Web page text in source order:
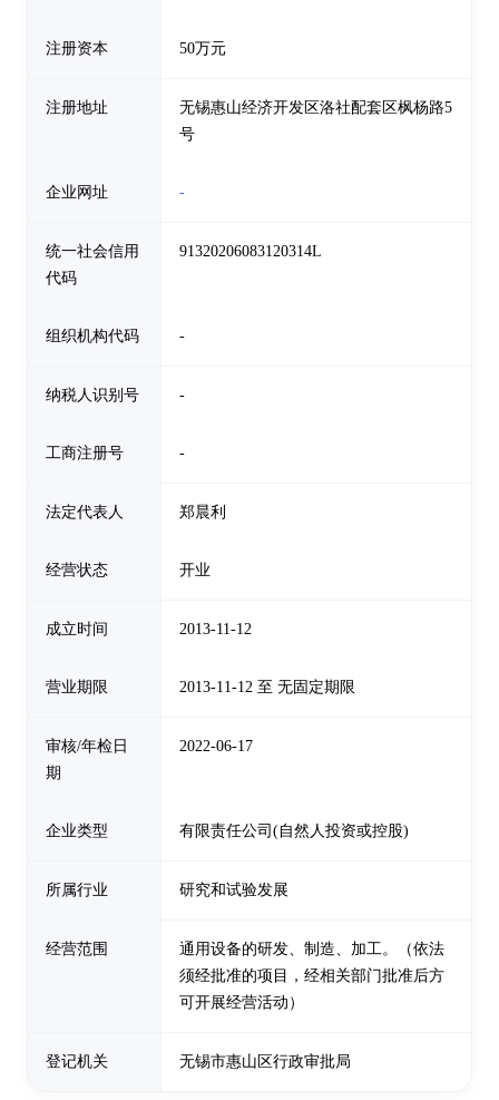
注册资本 50万元
注册地址
无锡惠山经济开发区洛社配套区枫杨路5
号
企业网址 -
统一社会信用
代码
91320206083120314L
组织机构代码 -
纳税人识别号 -
工商注册号 -
法定代表人 郑晨利
经营状态 开业
成立时间 2013-11-12
营业期限 2013-11-12 至 无固定期限
审核/年检日
期
2022-06-17
企业类型 有限责任公司(自然人投资或控股)
所属行业 研究和试验发展
经营范围
通用设备的研发、制造、加工。（依法
须经批准的项目，经相关部门批准后方
可开展经营活动）
登记机关 无锡市惠山区行政审批局